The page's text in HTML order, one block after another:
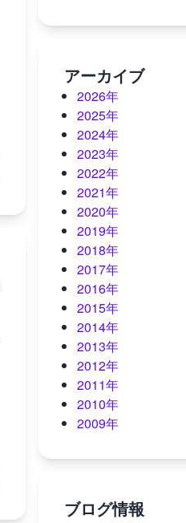
アーカイブ
2026年
2025年
2024年
2023年
2022年
2021年
2020年
2019年
2018年
2017年
2016年
2015年
2014年
2013年
2012年
2011年
2010年
2009年
ブログ情報